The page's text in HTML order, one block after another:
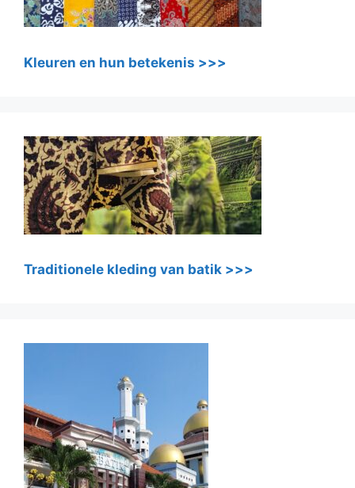
Kleuren en hun betekenis >>>
Traditionele kleding van batik >>>